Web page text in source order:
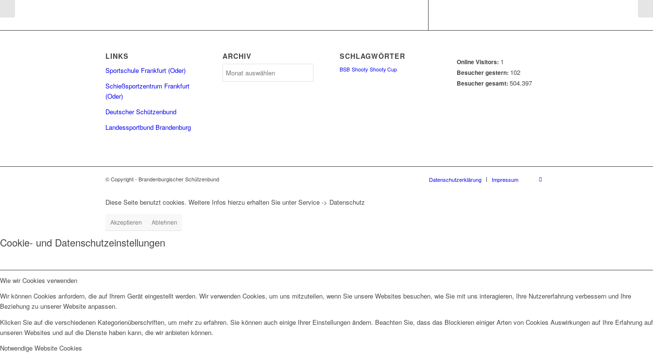
LINKS
Sportschule Frankfurt (Oder)
Schießsportzentrum Frankfurt
(Oder)
Deutscher Schützenbund
Landessportbund Brandenburg
ARCHIV SCHLAGWÖRTER
BSB Shooty Shooty Cup
Online Visitors: 1
Besucher gestern: 102
Besucher gesamt:504.397
© Copyright - Brandenburgischer Schützenbund Datenschutzerklärung Impressum
Diese Seite benutzt cookies. Weitere Infos hierzu erhalten Sie unter Service -> Datenschutz
Akzeptieren Ablehnen
Cookie- und Datenschutzeinstellungen
Wie wir Cookies verwenden
Wir können Cookies anfordern, die auf Ihrem Gerät eingestellt werden. Wir verwenden Cookies, um uns mitzuteilen, wenn Sie unsere Websites besuchen, wie Sie mit uns interagieren, Ihre Nutzererfahrung verbessern und Ihre
Beziehung zu unserer Website anpassen.
Klicken Sie auf die verschiedenen Kategorienüberschriften, um mehr zu erfahren. Sie können auch einige Ihrer Einstellungen ändern. Beachten Sie, dass das Blockieren einiger Arten von Cookies Auswirkungen auf Ihre Erfahrung auf
unseren Websites und auf die Dienste haben kann, die wir anbieten können.
Notwendige Website Cookies